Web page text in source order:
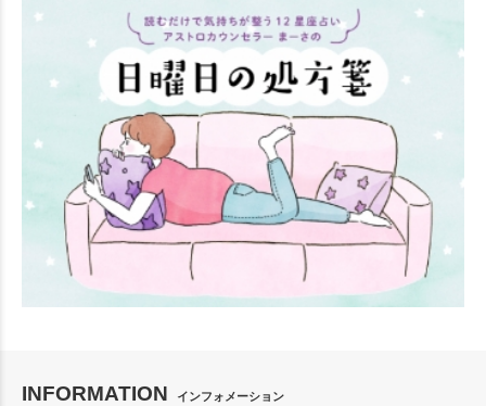
INFORMATION インフォメーション